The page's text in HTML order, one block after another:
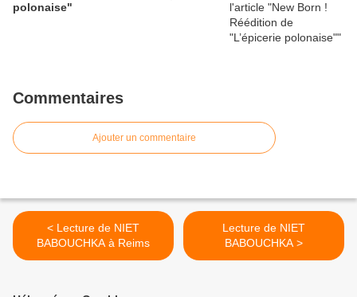
polonaise"
Commentaires
Ajouter un commentaire
< Lecture de NIET
BABOUCHKA à Reims
Lecture de NIET
BABOUCHKA >